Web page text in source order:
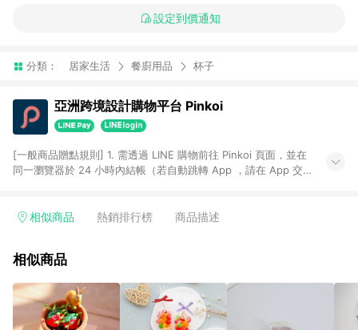
設定到價通知
分類： 居家生活 餐廚用品 杯子
亞洲跨境設計購物平台 Pinkoi
[一般商品贈點規則] 1. 需透過 LINE 購物前往 Pinkoi 頁面，並在
同一瀏覽器於 24 小時內結帳（若自動跳轉 App ，請在 App 交
回饋訂單不得享有 Pinkoi 站方優惠，例如首購優惠，P coins，
行為，不具贈點資格，部分退款不在此限。 6. APP 請更新至
貨後 45 天後發送。 8. 群眾募資商品，禮物卡，開館保證金，補
運費，攤位費等不具贈點資格。 9. LINE 購物站上之商品規格、
顏色、價位、贈品如與 Pinkoi 商品資訊頁及購物車不符，以
相似商品 熱銷排行榜 商品描述
相似商品